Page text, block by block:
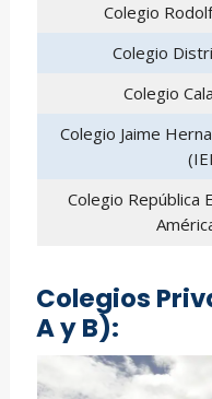
Colegio
Colegio
Colegio
Colegio Jaime
Colegio República
Colegios
A y B):